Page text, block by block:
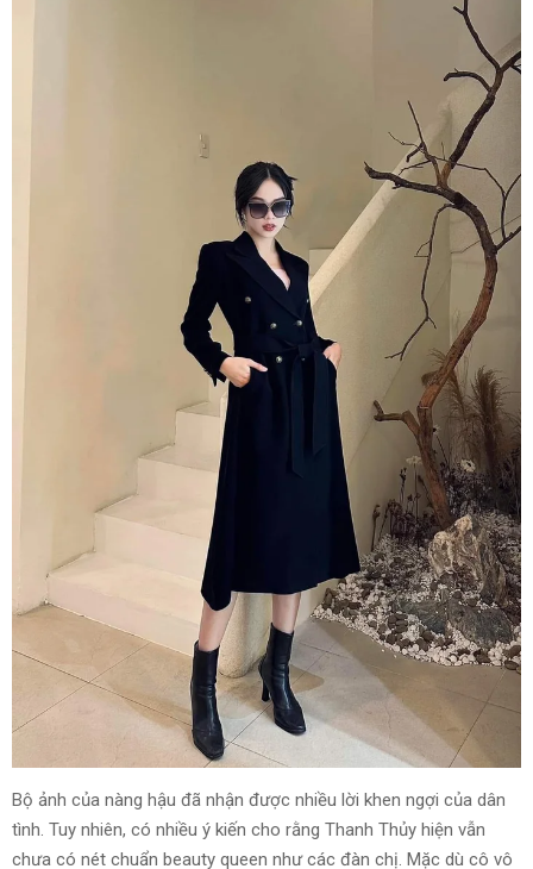
Bộ ảnh của nàng hậu đã nhận được nhiều lời khen ngợi của dân
tình. Tuy nhiên, có nhiều ý kiến cho rằng Thanh Thủy hiện vẫn
chưa có nét chuẩn beauty queen như các đàn chị. Mặc dù cô vô